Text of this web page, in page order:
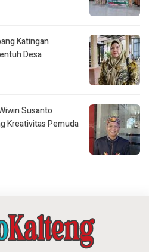
Katingan
Desa
Susanto
Kreativitas Pemuda